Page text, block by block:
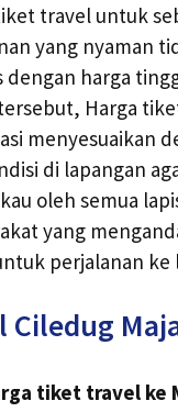
travel untuk
yang nyaman
dengan harga
Harga
menyesuaikan
di lapangan
oleh semua
yang
perjalanan ke
Ciledug
tiket travel ke